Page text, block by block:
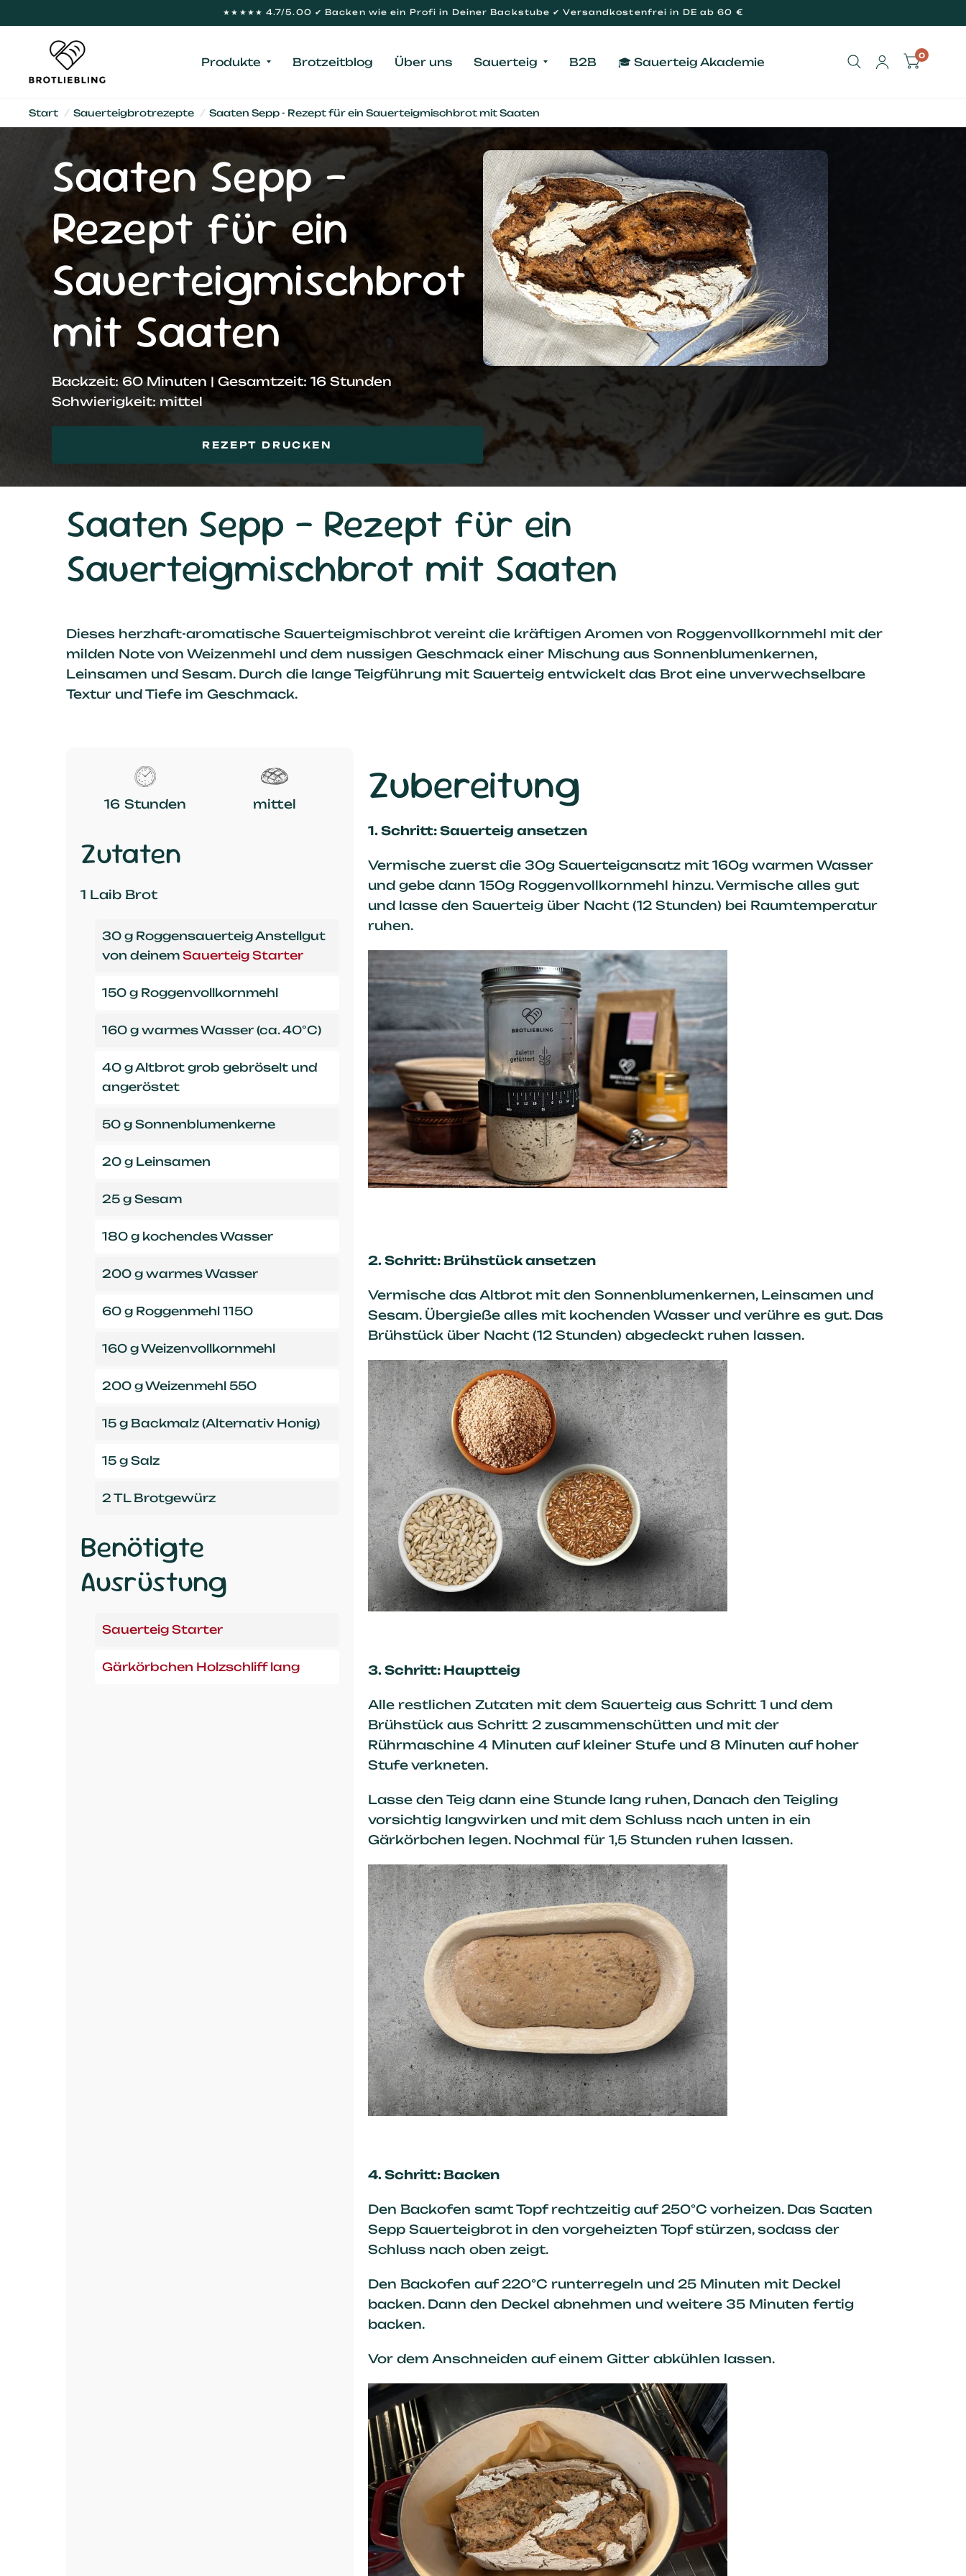
★★★★★ 4.7/5.00 ✔ Backen wie ein Profi in Deiner Backstube ✔ Versandkostenfrei in DE ab 60 €
Produkte Brotzeitblog Über uns Sauerteig B2B 🎓 Sauerteig Akademie 0
Start / Sauerteigbrotrezepte / Saaten Sepp - Rezept für ein Sauerteigmischbrot mit Saaten
Saaten Sepp -
Rezept für ein
Sauerteigmischbrot
mit Saaten
Backzeit: 60 Minuten | Gesamtzeit: 16 Stunden
Schwierigkeit: mittel
REZEPT DRUCKEN
Saaten Sepp - Rezept für ein
Sauerteigmischbrot mit Saaten
Dieses herzhaft-aromatische Sauerteigmischbrot vereint die kräftigen Aromen von Roggenvollkornmehl mit der
milden Note von Weizenmehl und dem nussigen Geschmack einer Mischung aus Sonnenblumenkernen,
Leinsamen und Sesam. Durch die lange Teigführung mit Sauerteig entwickelt das Brot eine unverwechselbare
Textur und Tiefe im Geschmack.
16 Stunden mittel
Zutaten
1 Laib Brot
30 g Roggensauerteig Anstellgut
von deinem Sauerteig Starter
150 g Roggenvollkornmehl
160 g warmes Wasser (ca. 40°C)
40 g Altbrot grob gebröselt und
angeröstet
50 g Sonnenblumenkerne
20 g Leinsamen
25 g Sesam
180 g kochendes Wasser
200 g warmes Wasser
60 g Roggenmehl 1150
160 g Weizenvollkornmehl
200 g Weizenmehl 550
15 g Backmalz (Alternativ Honig)
15 g Salz
2 TL Brotgewürz
Benötigte
Ausrüstung
Sauerteig Starter
Gärkörbchen Holzschliff lang
Zubereitung
1. Schritt: Sauerteig ansetzen
Vermische zuerst die 30g Sauerteigansatz mit 160g warmen Wasser
und gebe dann 150g Roggenvollkornmehl hinzu. Vermische alles gut
und lasse den Sauerteig über Nacht (12 Stunden) bei Raumtemperatur
ruhen.
2. Schritt: Brühstück ansetzen
Vermische das Altbrot mit den Sonnenblumenkernen, Leinsamen und
Sesam. Übergieße alles mit kochenden Wasser und verühre es gut. Das
Brühstück über Nacht (12 Stunden) abgedeckt ruhen lassen.
3. Schritt: Hauptteig
Alle restlichen Zutaten mit dem Sauerteig aus Schritt 1 und dem
Brühstück aus Schritt 2 zusammenschütten und mit der
Rührmaschine 4 Minuten auf kleiner Stufe und 8 Minuten auf hoher
Stufe verkneten.
Lasse den Teig dann eine Stunde lang ruhen, Danach den Teigling
vorsichtig langwirken und mit dem Schluss nach unten in ein
Gärkörbchen legen. Nochmal für 1,5 Stunden ruhen lassen.
4. Schritt: Backen
Den Backofen samt Topf rechtzeitig auf 250°C vorheizen. Das Saaten
Sepp Sauerteigbrot in den vorgeheizten Topf stürzen, sodass der
Schluss nach oben zeigt.
Den Backofen auf 220°C runterregeln und 25 Minuten mit Deckel
backen. Dann den Deckel abnehmen und weitere 35 Minuten fertig
backen.
Vor dem Anschneiden auf einem Gitter abkühlen lassen.